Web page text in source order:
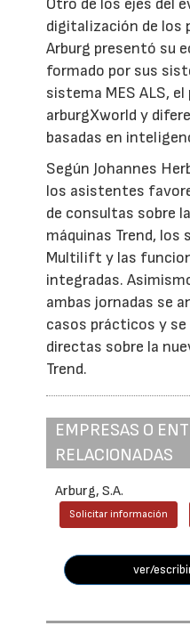
digitalización de los
Arburg presentó su
formado por sus
sistema MES ALS,
arburgXworld y
basadas en
Según Johannes
los asistentes
de consultas sobre
máquinas Trend,
Multilift y las
integradas.
ambas jornadas se
casos prácticos y
directas sobre la
Trend.
EMPRESAS O
RELACIONADAS
Arburg, S.A.
Solicitar información
ver/